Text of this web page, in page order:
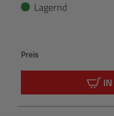
Lagernd
Preis